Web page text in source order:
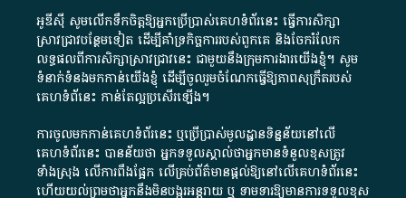
អូឌីស៊ី សូមលើកទឹកចិត្តឱ្យអ្នកប្រើប្រាស់គេហទំព័រនេះ ធ្វើការសិក្សា
ស្រាវជ្រាវបន្ថែមទៀត ដើម្បីគាំទ្រកិច្ចការ​របស់ពួកគេ និងចែករំលែក
លទ្ធផលពីការសិក្សាស្រាវជ្រាវនេះ ជាមួយនឹងក្រុមការងារយើងខ្ញុំ។ សូម
ទំនាក់ទំនងមកកាន់យើងខ្ញុំ ដើម្បីចូលរួមចំណែកធ្វើឱ្យភាពសុក្រឹតរបស់
គេហទំព័នេះ កាន់តែល្អប្រសើរឡើង។
ការចូលមកកាន់គេហទំព័រនេះ ឬប្រើប្រាស់មូលដ្ឋានទិន្នន័យនៅលើ
គេហទំព័រនេះ បានន័យថា អ្នកទទួលស្គាល់ថាអ្នកមានទំនួលខុសត្រូវ
ទាំងស្រុង លើការពឹងផ្អែក លើគ្រប់ព័ត៌មានផ្តល់ឱ្យនៅលើគេហទំព័រនេះ
ហើយយល់ព្រមថាអ្នកនឹងមិនបង្ករអន្តរាយ ឬ ទាមទារ​ឱ្យមានការទទួលខុស​